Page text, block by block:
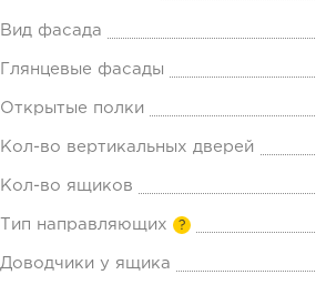
Вид фасада
Глянцевые фасады
Открытые полки
Кол-во вертикальных дверей
Кол-во ящиков
Тип направляющих ?
Доводчики у ящика